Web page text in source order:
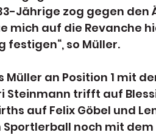
Jährige zog gegen den
mich auf die Revanche
so Müller.
an Position 1 mit
Steinmann trifft auf
auf Felix Göbel und
noch mit dem